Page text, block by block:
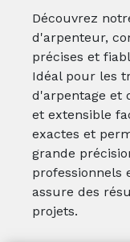
Découvrez
d'arpenteur,
précises et
Idéal pour les
d'arpentage et
et extensible
exactes et
grande
professionnels
assure des
projets.